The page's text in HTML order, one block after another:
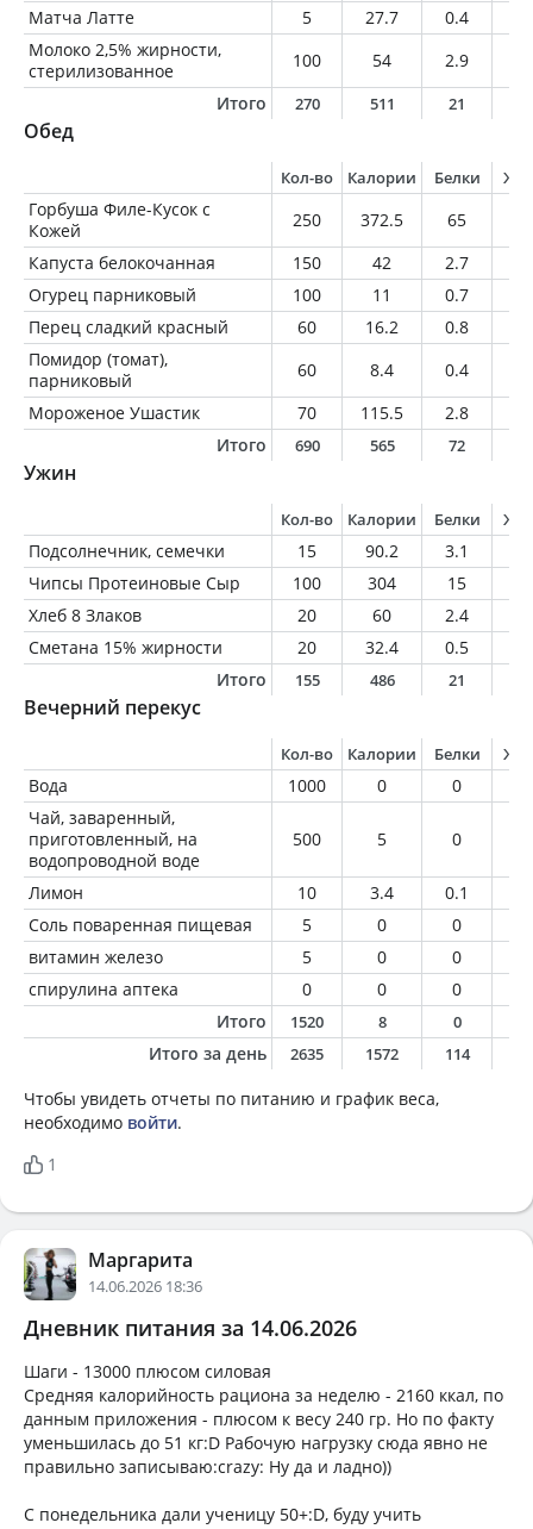
Матча Латте 5 27.7 0.4
Молоко 2,5% жирности,
стерилизованное
100 54 2.9
Итого
270 511 21
Обед
Кол-во Калории Белки
Горбуша Филе-Кусок с
Кожей
250 372.5 65
Капуста белокочанная
150 42 2.7
Огурец парниковый
100 11 0.7
Перец сладкий красный
60 16.2 0.8
Помидор (томат),
парниковый
60 8.4 0.4
Мороженое Ушастик
70 115.5 2.8
Итого
690 565 72
Ужин
Кол-во Калории Белки
Подсолнечник, семечки 15 90.2 3.1
Чипсы Протеиновые Сыр
100 304 15
Хлеб 8 Злаков
20 60 2.4
Сметана 15% жирности
20 32.4 0.5
Итого
155 486 21
Вечерний перекус
Кол-во Калории Белки
Вода 1000 0 0
Чай, заваренный,
приготовленный, на
водопроводной воде
500 5 0
Лимон 10 3.4 0.1
Соль поваренная пищевая
5 0 0
витамин железо
5 0 0
спирулина аптека
0 0 0
Итого
1520 8 0
Итого за день 2635 1572 114
Чтобы увидеть отчеты по питанию и график веса,
необходимо войти.
1
Маргарита
14.06.2026 18:36
Дневник питания за 14.06.2026
Шаги - 13000 плюсом силовая
Средняя калорийность рациона за неделю - 2160 ккал, по
данным приложения - плюсом к весу 240 гр. Но по факту
уменьшилась до 51 кг:D Рабочую нагрузку сюда явно не
правильно записываю:crazy: Ну да и ладно))
С понедельника дали ученицу 50+:D, буду учить